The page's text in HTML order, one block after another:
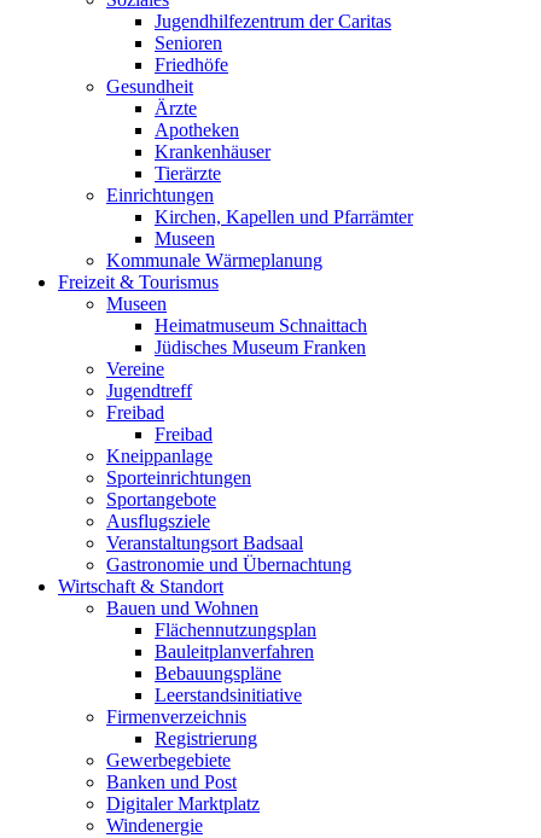
Jugendhilfezentrum der Caritas
Senioren
Friedhöfe
Gesundheit
Ärzte
Apotheken
Krankenhäuser
Tierärzte
Einrichtungen
Kirchen, Kapellen und Pfarrämter
Museen
Kommunale Wärmeplanung
Freizeit & Tourismus
Museen
Heimatmuseum Schnaittach
Jüdisches Museum Franken
Vereine
Jugendtreff
Freibad
Freibad
Kneippanlage
Sporteinrichtungen
Sportangebote
Ausflugsziele
Veranstaltungsort Badsaal
Gastronomie und Übernachtung
Wirtschaft & Standort
Bauen und Wohnen
Flächennutzungsplan
Bauleitplanverfahren
Bebauungspläne
Leerstandsinitiative
Firmenverzeichnis
Registrierung
Gewerbegebiete
Banken und Post
Digitaler Marktplatz
Windenergie